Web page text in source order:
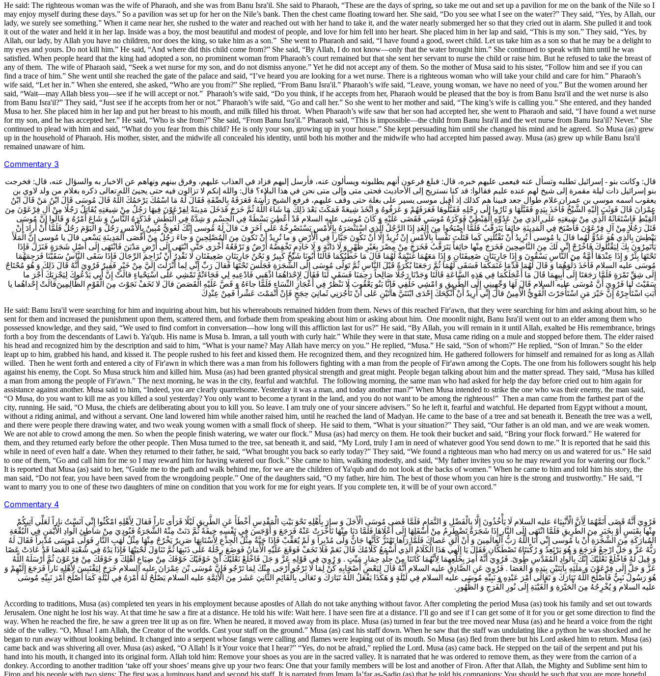
He said: The righteous woman was the wife of Pharaoh, and she was from Banu Isra'il. She said to Pharaoh, “These are the days of spring, so take me out and set up a pavilion for me on the bank of the Nile so I
may enjoy myself during these days.” So a pavilion was set up for her on the Nile’s bank. Then the chest came floating toward her. She said, “Do you see what I see on the water?” They said, “Yes, by Allah, our
lady, we surely see something.” When it came near her, she rushed to the water and reached out with her hand to take it, and the water nearly submerged her so that they cried out in alarm. She pulled it and took
it out of the water and held it in her lap. Inside was a boy, the most beautiful and modest of people, and love for him fell into her heart. She placed him in her lap and said, “This is my son.” They said, “Yes, by
Allah, our lady, by Allah you have no children, nor does the king, so take him as a son.” She went to Pharaoh and said, “I have found a good, sweet child. Let us take him as a son so that he may be a delight to
my eyes and yours. Do not kill him.” He said, “And where did this child come from?” She said, “By Allah, I do not know—only that the water brought him.” She continued to speak with him until he was
satisfied. When people heard that the king had adopted a son, no prominent woman from Pharaoh’s court remained but that she sent her servant to nurse the child or raise him. But he refused to take the breast of
any of them. The wife of Pharaoh said, “Seek a wet nurse for my son, and do not dismiss anyone.” Yet he did not accept any of them. So the mother of Musa said to his sister, “Follow him and see if you can
find a trace of him.” She went until she reached the gate of the palace and said, “I’ve heard you are looking for a wet nurse. There is a righteous woman who will take your child and care for him.” Pharaoh’s
wife said, “Let her in.” When she entered, she asked, “Who are you from?” She replied, “From Banu Isra'il.” Pharaoh’s wife said, “Leave, young woman, we have no need of you.” But the women around her
said, “Wait—may Allah bless you—see if he will accept or not.” Pharaoh’s wife said, “Do you think, if he accepts from her, Pharaoh would be pleased that the boy is from Banu Isra'il and the wet nurse is also
from Banu Isra'il?” They said, “Just see if he accepts from her or not.” Pharaoh’s wife said, “Go and call her.” So she went to her mother and said, “The king’s wife is calling you.” She entered, and they handed
Musa to her. She placed him in her lap and put her breast to his mouth, and milk filled his throat. When Pharaoh’s wife saw that her son had accepted her, she went to Pharaoh and said, “I have found a wet nurse
for my son, and he has accepted her.” He said, “Who is she from?” She said, “From Banu Isra'il.” Pharaoh said, “This is impossible—the child from Banu Isra'il and the wet nurse from Banu Isra'il? Never.” She
continued to plead with him and said, “What do you fear from this child? He is only your son, growing up in your house.” She kept persuading him until she changed his mind and he agreed. So Musa (as) grew
up in the household of Pharaoh. His mother, sister, and the midwife all concealed his identity, until both his mother and the midwife who had accepted him passed away. Musa (as) grew up while Banu Isra'il
remained unaware of him.
Commentary 3
قال: وكانت بنو - إسرائيل تطلبه وتسأل عنه فيعمى عليهم خبره، قال: فبلغ فرعون أنهم يطلبونه ويسألون عنه، فأرسل إليهم فزاد في العذاب عليهم، وفرق بينهم ونهاهم عن الاخبار به والسؤال عنه، قال: فخرجت
بنو إسرائيل ذات ليلة مقمرة إلى شيخ لهم عنده عليم فقالوا: قد كنا نستريح إلى الأحاديث فحتى متى وإلى متى نحن في هذا البلاء؟ قال: والله إنكم لا تزالون فيه حتى يجيئ الله تعالى ذكره بغلام من ولد لاوي بن
يعقوب اسمه موسى بن عمران غلام طوال جعد فبينا هم كذلك إذ أقبل موسى يسير على بغلة حتى وقف عليهم، فرفع الشيخ رَأْسَهُ فَعَرَفَهُ بِالصِّفَةِ فَقَالَ لَهُ مَا اسْمُكَ يَرْحَمُكَ اللَّهُ قَالَ مُوسَى قَالَ ابْنُ مَنْ قَالَ ابْنُ
عِمْرَانَ قَالَ فَوَثَبَ إِلَيْهِ الشَّيْخُ فَأَخَذَ بِيَدِهِ فَقَبَّلَهَا وَ ثَارُوا إِلَى رِجْلِهِ فَقَبَّلُوهَا فَعَرَفَهُمْ وَ عَرَفُوهُ وَ اتَّخَذَ شِيعَةً فَمَكَثَ بَعْدَ ذَلِكَ مَا شَاءَ اللَّهُ ثُمَّ خَرَجَ فَدَخَلَ مَدِينَةً لِفِرْعَوْنَ فِيهَا رَجُلٌ مِنْ شِيعَتِهِ يُقَاتِلُ رَجُلًا مِنْ آلِ فِرْعَوْنَ مِنَ
الْقِبْطِ فَاسْتَغَاثَهُ الَّذِي مِنْ شِيعَتِهِ عَلَى الَّذِي مِنْ عَدُوِّهِ الْقِبْطِيِّ فَوَكَزَهُ مُوسَى فَقَضَى عَلَيْهِ وَ كَانَ مُوسَى عليه السلام قَدْ أُعْطِيَ بَسْطَةً فِي الْجِسْمِ وَ شِدَّةً فِي الْبَطْشِ فَذَكَرَهُ النَّاسُ وَ شَاعَ أَمْرُهُ وَ قَالُوا إِنَّ مُوسَى
قَتَلَ رَجُلًا مِنْ آلِ فِرْعَوْنَ‌ فَأَصْبَحَ فِي الْمَدِينَةِ خائِفاً يَتَرَقَّبُ‌ فَلَمَّا أَصْبَحُوا مِنَ الْغَدِ إِذَا الرَّجُلُ‌ الَّذِي اسْتَنْصَرَهُ بِالْأَمْسِ يَسْتَصْرِخُهُ‌ عَلَى آخَرَ فَ قالَ لَهُ مُوسى‌ إِنَّكَ لَغَوِيٌّ مُبِينٌ‌ بِالْأَمْسِ رَجُلٌ وَ الْيَوْمَ رَجُلٌ‌ فَلَمَّا أَنْ أَرادَ أَنْ
يَبْطِشَ بِالَّذِي هُوَ عَدُوٌّ لَهُما قالَ يا مُوسى‌ أَ تُرِيدُ أَنْ تَقْتُلَنِي كَما قَتَلْتَ نَفْساً بِالْأَمْسِ إِنْ تُرِيدُ إِلَّا أَنْ تَكُونَ جَبَّاراً فِي الْأَرْضِ وَ ما تُرِيدُ أَنْ تَكُونَ مِنَ الْمُصْلِحِينَ وَ جاءَ رَجُلٌ مِنْ أَقْصَى الْمَدِينَةِ يَسْعى‌ قالَ يا مُوسى‌ إِنَّ الْمَلَأَ
يَأْتَمِرُونَ بِكَ لِيَقْتُلُوكَ فَاخْرُجْ إِنِّي لَكَ مِنَ النَّاصِحِينَ فَخَرَجَ مِنْها خائِفاً يَتَرَقَّبُ‌ فَخَرَجَ مِنْ مِصْرَ بِغَيْرِ ظَهْرٍ وَ لَا دَابَّةٍ وَ لَا خَادِمٍ تَخْفِضُهُ أَرْضٌ وَ تَرْفَعُهُ أُخْرَى حَتَّى انْتَهَى إِلَى أَرْضِ مَدْيَنَ فَانْتَهَى إِلَى أَصْلِ شَجَرَةٍ فَنَزَلَ فَإِذَا
تَحْتَهَا بِئْرٌ وَ إِذَا عِنْدَهَا أُمَّةٌ مِنَ النَّاسِ يَسْقُونَ وَ إِذَا جَارِيَتَانِ ضَعِيفَتَانِ وَ إِذَا مَعَهُمَا غُنَيْمَةٌ لَهُمَا قَالَ مَا خَطْبُكُمَا قَالَتَا أَبُونَا شَيْخٌ كَبِيرٌ وَ نَحْنُ جَارِيَتَانِ ضَعِيفَتَانِ لَا نَقْدِرُ أَنْ نُزَاحِمَ الرِّجَالَ فَإِذَا سَقَى النَّاسُ سَقَيْنَا فَرَحِمَهُمَا
مُوسَى عليه السلام فَأَخَذَ دَلْوَهُمَا وَ قَالَ لَهُمَا قَدِّمَا غَنَمَكُمَا فَسَقَى لَهُمَا ثُمَّ رَجَعَتَا بُكْرَةً قَبْلَ النَّاسِ ثُمَّ تَوَلَّى مُوسَى إِلَى الشَّجَرَةِ فَجَلَسَ تَحْتَهَا فَقالَ رَبِّ إِنِّي لِما أَنْزَلْتَ إِلَيَّ مِنْ خَيْرٍ فَقِيرٌ فَرُوِيَ أَنَّهُ قَالَ ذَلِكَ وَ هُوَ مُحْتَاجٌ
إِلَى شِقِّ تَمْرَةٍ فَلَمَّا رَجَعَتَا إِلَى أَبِيهِمَا قَالَ مَا أَعْجَلَكُمَا فِي هَذِهِ السَّاعَةِ قَالَتَا وَجَدْنَا رَجُلًا صَالِحاً رَحِمَنَا فَسَقَى لَنَا فَقَالَ لِإِحْدَاهُمَا اذْهَبِي فَادْعِيهِ لِي فَجَاءَتْهُ‌ تَمْشِي عَلَى اسْتِحْياءٍ قالَتْ إِنَّ أَبِي يَدْعُوكَ لِيَجْزِيَكَ أَجْرَ ما
سَقَيْتَ لَنا فَرُوِيَ أَنَّ مُوسَى عليه السلام قَالَ لَهَا وَجِّهِينِي إِلَى الطَّرِيقِ وَ امْشِي خَلْفِي فَإِنَّا بَنُو يَعْقُوبَ لَا نَنْظُرُ فِي أَعْجَازِ النِّسَاءِ فَلَمَّا جاءَهُ وَ قَصَّ عَلَيْهِ الْقَصَصَ قالَ لا تَخَفْ نَجَوْتَ مِنَ الْقَوْمِ الظَّالِمِينَ‌قالَتْ إِحْداهُما يا
أَبَتِ اسْتَأْجِرْهُ‌ إِنَّ خَيْرَ مَنِ اسْتَأْجَرْتَ الْقَوِيُّ الْأَمِينُ قالَ إِنِّي أُرِيدُ أَنْ أُنْكِحَكَ إِحْدَى ابْنَتَيَّ هاتَيْنِ عَلى‌ أَنْ تَأْجُرَنِي ثَمانِيَ حِجَجٍ فَإِنْ أَتْمَمْتَ عَشْراً فَمِنْ عِنْدِكَ
He said: Banu Isra'il were searching for him and inquiring about him, but his whereabouts remained hidden from them. News of this reached Fir'awn, that they were searching for him and asking about him, so he
sent for them and increased the punishment upon them, scattered them, and forbade them from speaking about him or asking about him. One moonlit night, Banu Isra'il went out to an elder among them who
possessed knowledge, and they said, “We used to find comfort in conversation—how long will this affliction last for us?” He said, “By Allah, you will remain in it until Allah, exalted be His remembrance, brings
forth a boy from the descendants of Lawi b. Ya'qub. His name is Musa b. Imran, a tall youth with curly hair.” While they were in that state, Musa came riding on a mule and stopped before them. The elder raised
his head and recognized him by the description and said to him, “What is your name? May Allah have mercy on you.” He replied, “Musa.” He said, “Son of whom?” He replied, “Son of Imran.” So the elder
leapt up to him, grabbed his hand, and kissed it. The people rushed to his feet and kissed them. He recognized them, and they recognized him. He gathered followers for himself and remained for as long as Allah
willed. Then he went forth and entered a city of Fir'awn in which there was a man from his followers fighting with a man from the people of Fir'awn among the Copts. The one from his followers sought his help
against his enemy, the Copt. So Musa struck him and killed him. Musa (as) had been granted physical strength and great might. People began talking about him and the matter spread. They said, “Musa has killed
a man from among the people of Fir'awn.” The next morning, he was in the city, fearful and watchful. The following morning, the same man who had asked for help the day before cried out to him again for
assistance against another. Musa said to him, “Indeed, you are clearly quarrelsome. Yesterday it was a man, and today another man?” When Musa intended to strike the one who was their enemy, the man said,
“O Musa, do you want to kill me as you killed a soul yesterday? You only want to become a tyrant in the land, and you do not want to be among the righteous!” Then a man came from the farthest part of the
city, running. He said, “O Musa, the chiefs are deliberating about you to kill you. So leave. I am truly one of your sincere advisers.” So he left it, fearful and watchful. He departed from Egypt without a mount,
without a riding animal, and without a servant. One land lowered him while another raised him, until he reached the land of Madyan. He came to the base of a tree and sat beneath it. Beneath the tree was a well,
and there were people there drawing water, and two weak young women with a small flock of sheep. He said to them, “What is your situation?” They said, “Our father is an old man, and we are weak women.
We are not able to crowd among the men. So when the people finish watering, we water our flock.” Musa (as) had mercy on them. He took their bucket and said, “Bring your flock forward.” He watered for
them, and they returned early before the other people. Then Musa turned to the tree, sat beneath it, and said, “My Lord, truly I am in need of whatever good You send down to me.” It is reported that he said this
while in need of even half a date. When they returned to their father, he said, “What brought you back so early today?” They said, “We found a righteous man who had mercy on us and watered for us.” He said
to one of them, “Go and call him for me so I may reward him for having watered our flock.” She came to him, walking modestly, and said, “My father invites you so he may reward you for watering our flock.”
It is reported that Musa (as) said to her, “Guide me to the path and walk behind me, for we are the children of Ya'qub and do not look at the backs of women.” When he came to him and told him his story, the
man said, “Do not fear, you have been saved from the wrongdoing people.” One of the daughters said, “O my father, hire him. The best of those whom you can hire is the strong and trustworthy.” He said, “I
want to marry you to one of these two daughters of mine on condition that you work for me for eight years. If you complete ten, it will be of your own accord.”
Commentary 4
فَرُوِيَ‌ أَنَّهُ قَضَى أَتَمَّهُمَا لِأَنَّ الْأَنْبِيَاءَ عليه السلام لَا يَأْخُذُونَ إِلَّا بِالْفَضْلِ وَ التَّمَامِ‌ فَلَمَّا قَضى‌ مُوسَى الْأَجَلَ وَ سارَ بِأَهْلِهِ‌ نَحْوَ بَيْتِ الْمَقْدِسِ أَخْطَأَ عَنِ الطَّرِيقِ لَيْلًا فَرَأَى نَاراً فَقالَ لِأَهْلِهِ امْكُثُوا إِنِّي آنَسْتُ ناراً لَعَلِّي آتِيكُمْ
مِنْها بِقَبَسٍ‌ أَوْ بِخَبَرٍ مِنَ الطَّرِيقِ فَلَمَّا انْتَهَى إِلَى النَّارِ إِذَا شَجَرَةٌ تَضْطَرِمُ‌ مِنْ أَسْفَلِهَا إِلَى أَعْلَاهَا فَلَمَّا دَنَا مِنْهَا تَأَخَّرَتْ عَنْهُ فَرَجَعَ وَ أَوْجَسَ‌ فِي نَفْسِهِ خِيفَةً ثُمَّ دَنَتْ مِنْهُ الشَّجَرَةُ فَنُودِيَ‌ مِنْ شاطِئِ الْوادِ الْأَيْمَنِ فِي الْبُقْعَةِ
الْمُبارَكَةِ مِنَ الشَّجَرَةِ أَنْ يا مُوسى‌ إِنِّي أَنَا اللَّهُ رَبُّ الْعالَمِينَ وَ أَنْ أَلْقِ عَصاكَ فَلَمَّا رَآها تَهْتَزُّ كَأَنَّها جَانٌّ وَلَّى مُدْبِراً وَ لَمْ يُعَقِّبْ‌ فَإِذَا حَيَّةٌ مِثْلُ الْجِذْعِ لِأَسْنَانِهَا صَرِيرٌ يَخْرُجُ مِنْهَا مِثْلُ لَهَبِ النَّارِ فَوَلَّى مُوسَى مُدْبِراً فَقَالَ لَهُ
رَبُّهُ عَزَّ وَ جَلَّ ارْجِعْ فَرَجَعَ وَ هُوَ يَرْتَعِدُ وَ رُكْبَتَاهُ تَصْطَكَّانِ فَقَالَ يَا إِلَهِي هَذَا الْكَلَامُ الَّذِي أَسْمَعُ كَلَامُكَ قَالَ نَعَمْ فَلَا تَخَفْ فَوَقَعَ عَلَيْهِ الْأَمَانُ فَوَضَعَ رِجْلَهُ عَلَى ذَنَبِهَا ثُمَّ تَنَاوَلَ لَحْيَيْهَا فَإِذَا يَدُهُ فِي شُعْبَةِ الْعَصَا قَدْ عَادَتْ عَصًا
وَ قِيلَ لَهُ‌ فَاخْلَعْ نَعْلَيْكَ إِنَّكَ بِالْوادِ الْمُقَدَّسِ طُوىً‌. فَرُوِيَ‌ أَنَّهُ أُمِرَ بِخَلْعِهِمَا لِأَنَّهُمَا كَانَتَا مِنْ جِلْدِ حِمَارٍ مَيِّتٍ . وَ رُوِيَ‌ فِي قَوْلِهِ عَزَّ وَ جَلَ‌ فَاخْلَعْ نَعْلَيْكَ‌ أَيْ خَوْفَيْكَ خَوْفَكَ مِنْ ضِيَاعِ أَهْلِكَ وَ خَوْفَكَ مِنْ فِرْعَوْنَ ثُمَّ أَرْسَلَهُ اللَّهُ
عَزَّ وَ جَلَّ إِلَى فِرْعَوْنَ وَ مَلَئِهِ بِآيَتَيْنِ بِيَدِهِ وَ الْعَصَا . فَرُوِيَ عَنِ الصَّادِقِ عليه السلام أَنَّهُ قَالَ لِبَعْضِ أَصْحَابِهِ‌ كُنْ لِمَا لَا تَرْجُو أَرْجَى مِنْكَ لِمَا تَرْجُو فَإِنَّ مُوسَى‌ بْنَ عِمْرَانَ عليه السلام خَرَجَ لِيَقْتَبِسَ لِأَهْلِهِ نَاراً فَرَجَعَ إِلَيْهِمْ وَ
هُوَ رَسُولٌ نَبِيٌّ فَأَصْلَحَ اللَّهُ تَبَارَكَ وَ تَعَالَى أَمْرَ عَبْدِهِ وَ نَبِيِّهِ مُوسَى عليه السلام فِي لَيْلَةٍ وَ هَكَذَا يَفْعَلُ اللَّهُ تَبَارَكَ وَ تَعَالَى بِالْقَائِمِ الثَّانِيَ عَشَرَ مِنَ الْأَئِمَّةِ عليه السلام يَصْلُحُ لَهُ أَمْرَهُ فِي لَيْلَةٍ كَمَا أَصْلَحَ أَمْرَ نَبِيِّهِ مُوسَى
عليه السلام وَ يُخْرِجُهُ مِنَ الْحَيْرَةِ وَ الْغَيْبَةِ إِلَى نُورِ الْفَرَجِ وَ الظُّهُورِ.
According to traditions, Musa (as) completed ten years in his employment because apostles of Allah do not take anything without favor. After completing the period Musa (as) took his family and set out towards
Jerusalem. One night he lost his way. At that time he saw a fire at a distance. He told his wife: Wait here. I have seen fire at a distance. I’ll go and see if I can get some of it for you or get some direction to find the
way. When he reached the fire, he saw a green tree lit up as on fire. When he neared, it moved away from its place. Musa (as) turned in fear but the tree moved near Musa (as) and he heard a voice from the right
side of the valley. “O, Musa! I am Allah, the Creator of the worlds. Cast your staff on the ground.” Musa (as) cast his staff down. When he saw that the staff was undulating like a python he was shocked and he
began to run away without looking behind. It changed into a serpent whose fangs were calling and flames were leaping out of its mouth. So Musa (as) fled from there but his Lord asked him to return. Musa (as)
came back and was shivering all over. Musa (as) asked, “O Allah! Is it Your voice that I hear?” “Yes, do not be afraid,” replied the Lord. Musa (as) came back. He stepped on the tail of the serpent and put his
hand into his mouth, it changed into its original form. Allah told him: Remove your shoes as you are in the sacred valley. It is narrated that he was ordered to remove them, as they were from the carrion of a
donkey. According to another tradition ‘take off your shoes’ means give up your two fears: One that your family members will be lost and another of Firon. After that Allah, the Mighty and Sublime sent him to
Firon and his people with two signs: The first was a luminous hand and second his staff. It is narrated from Imam Ja’far as-Sadiq (as) that he told his companions: You should be such that you are more hopeful